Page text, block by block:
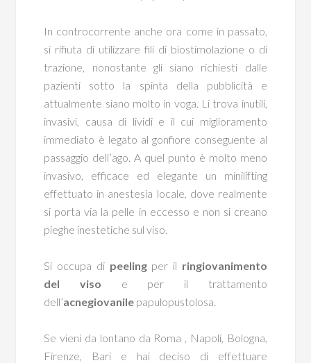
In controcorrente anche ora come in passato,
si rifiuta di utilizzare fili di biostimolazione o di
trazione, nonostante gli siano richiesti dalle
pazienti sotto la spinta della pubblicità e
attualmente siano molto in voga. Li trova inutili,
invasivi, causa di lividi e il cui miglioramento
immediato è legato al gonfiore conseguente al
passaggio dell’ago. A quel punto è molto meno
invasivo, efficace ed elegante un minilifting
effettuato in anestesia locale, dove realmente
si porta via la pelle in eccesso e non si creano
pieghe inestetiche sul viso.
Si occupa di peelingper il ringiovanimento
del viso e per il trattamento
dell’acnegiovanile papulopustolosa.
Se vieni da lontano da Roma , Napoli, Bologna,
Firenze, Bari e hai deciso di effettuare